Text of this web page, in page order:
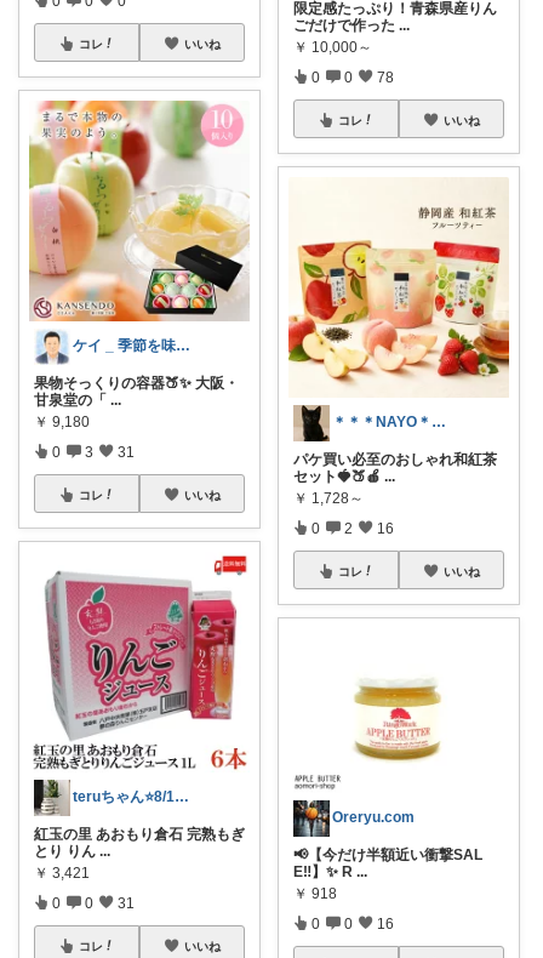
コレ いいね
ケイ _ 季節を味わう静かな暮らし
果物そっくりの容器🍑✨ 大阪・
甘泉堂の「 ...
￥ 9,180
0 3 31
コレ いいね
teruちゃん⭐️8/1楽天トラベル感謝
紅玉の里 あおもり倉石 完熟もぎ
とり りん ...
￥ 3,421
0 0 31
コレ いいね
限定感たっぷり！青森県産りん
ごだけで作った ...
￥ 10,000～
0 0 78
コレ いいね
＊＊＊NAYO＊＊＊
パケ買い必至のおしゃれ和紅茶
セット🍓🍑🍎 ...
￥ 1,728～
0 2 16
コレ いいね
Oreryu.com
📢【今だけ半額近い衝撃SAL
E‼️】✨ R ...
￥ 918
0 0 16